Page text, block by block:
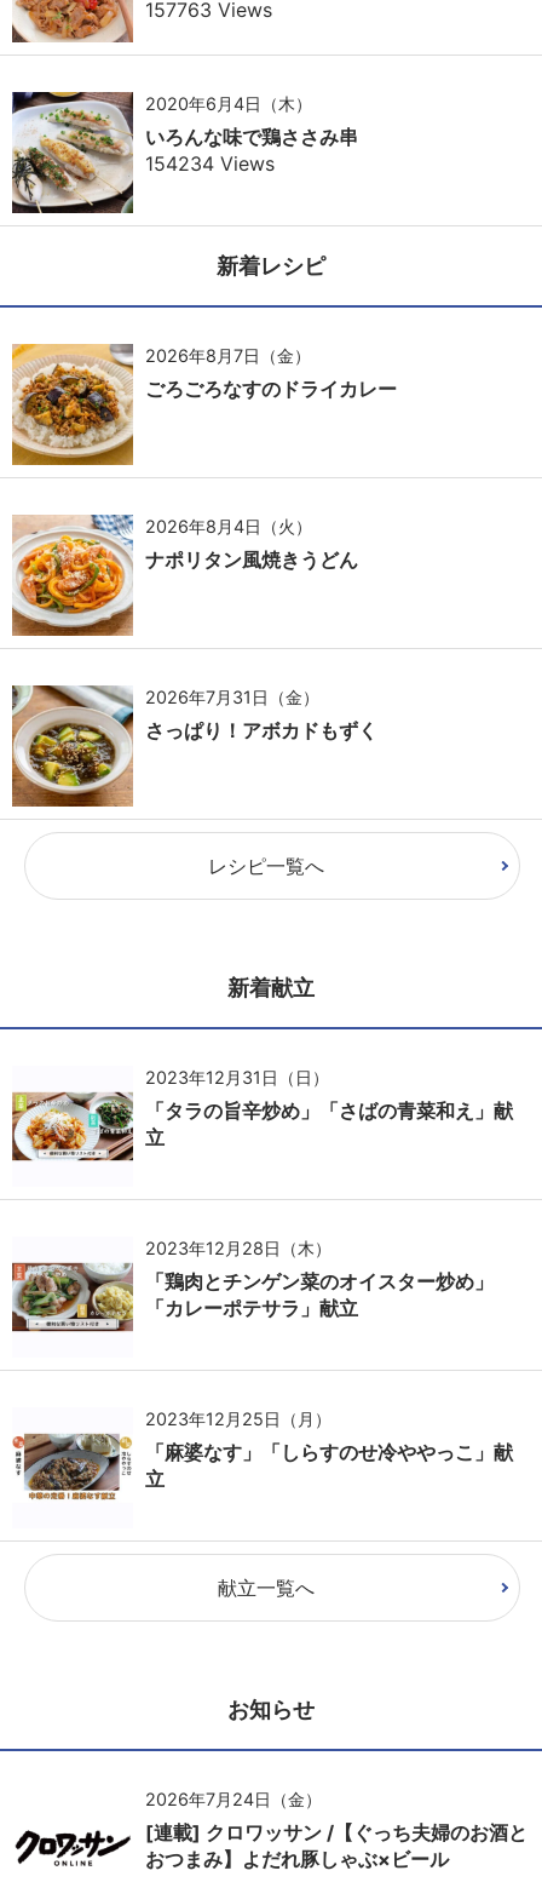
157763 Views
2020年6月4日（木）
いろんな味で鶏ささみ串
154234 Views
新着レシピ
2026年8月7日（金）
ごろごろなすのドライカレー
2026年8月4日（火）
ナポリタン風焼きうどん
2026年7月31日（金）
さっぱり！アボカドもずく
レシピ一覧へ
新着献立
2023年12月31日（日）
「タラの旨辛炒め」「さばの青菜和え」献
立
2023年12月28日（木）
「鶏肉とチンゲン菜のオイスター炒め」
「カレーポテサラ」献立
2023年12月25日（月）
「麻婆なす」「しらすのせ冷ややっこ」献
立
献立一覧へ
お知らせ
2026年7月24日（金）
[連載] クロワッサン /【ぐっち夫婦のお酒と
おつまみ】よだれ豚しゃぶ×ビール